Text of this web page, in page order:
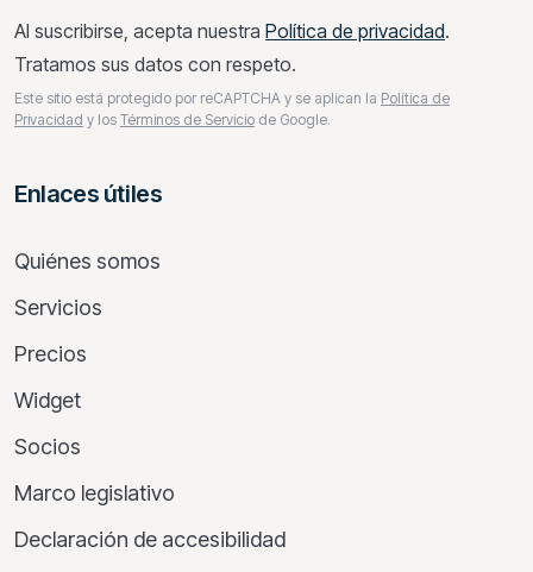
Al suscribirse, acepta nuestra Política de privacidad.
Tratamos sus datos con respeto.
Este sitio está protegido por reCAPTCHA y se aplican la Política de
Privacidad y los Términos de Servicio de Google.
Enlaces útiles
Quiénes somos
Servicios
Precios
Widget
Socios
Marco legislativo
Declaración de accesibilidad